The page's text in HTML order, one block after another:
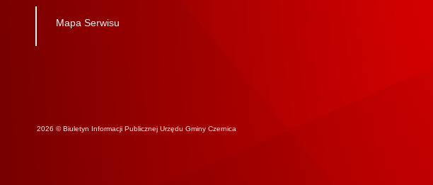
Mapa Serwisu
2026 © Biuletyn Informacji Publicznej Urzędu Gminy Czernica